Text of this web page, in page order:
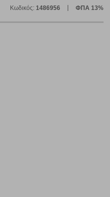
Κωδικός: 1486956 ΦΠΑ 13%
και σπάνια
στον